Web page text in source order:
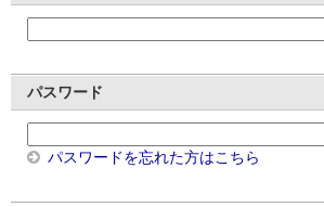
パスワード
パスワードを忘れた方はこちら